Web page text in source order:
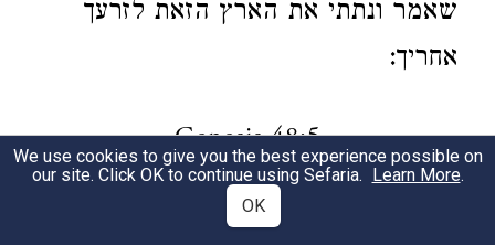
שאמר ונתתי את הארץ הזאת לזרעך
אחריך:
Genesis 48:5
ועתה שני בניך הנולדים לך
We use cookies to give you the best experience possible on
our site. Click OK to continue using Sefaria. Learn More.
OK